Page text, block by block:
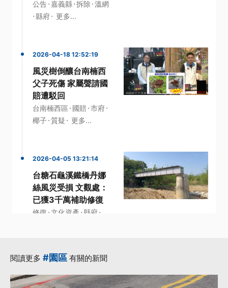
公告·嘉義縣·拆除 ·溫網
· 縣府· 更多...
2026-04-18 12:52:19
風災樹倒釀台南楠西
父子死傷 家屬聲請國
賠遭駁回
台南楠西區 · 國賠·市府·
椰子· 質疑 · 更多...
2026-04-05 13:21:14
台糖石龜溪鐵橋丹娜
絲風災受損 文觀處：
已獲3千萬補助修復
修復 ·文化資產 · 縣府·
閱讀更多 #園區 有關的新聞